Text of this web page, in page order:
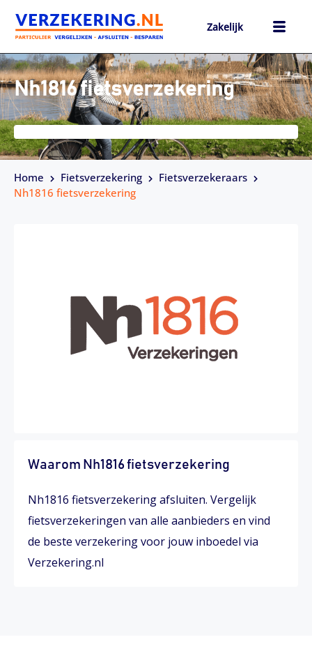
naar
inhoud
Zakelijk
Nh1816 fietsverzekering
Home Fietsverzekering
Fietsverzekeraars
Nh1816 fietsverzekering
Waarom Nh1816 fietsverzekering
Nh1816 fietsverzekering afsluiten. Vergelijk
fietsverzekeringen van alle aanbieders en vind
de beste verzekering voor jouw inboedel via
Verzekering.nl